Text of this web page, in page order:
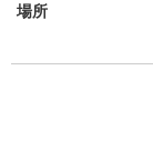
場所